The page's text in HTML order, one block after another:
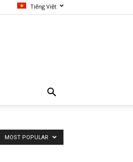
Tiếng Việt
MOST POPULAR